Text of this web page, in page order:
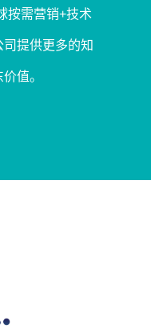
按需营销+技术
提供更多的知
值。